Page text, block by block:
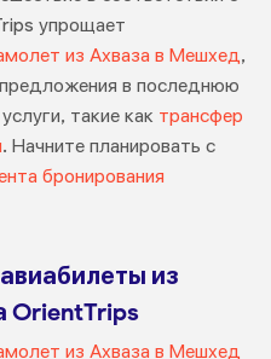
упрощает
из Ахваза в Мешхед,
в последнюю
такие как трансфер
. Начните планировать с
бронирования
из
OrientTrips
из Ахваза в Мешхед